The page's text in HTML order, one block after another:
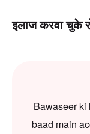
इलाज करवा चुके
Bawaseer ki
baad main